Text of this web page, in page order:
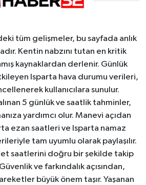
tüm gelişmeler, bu sayfada anlık
Kentin nabzını tutan en kritik
kaynaklardan derlenir. Günlük
Isparta hava durumu verileri,
kullanıcılara sunulur.
5 günlük ve saatlik tahminler,
yardımcı olur. Manevi açıdan
ezan saatleri ve Isparta namaz
tam uyumlu olarak paylaşılır.
saatlerini doğru bir şekilde takip
ve farkındalık açısından,
büyük önem taşır. Yaşanan